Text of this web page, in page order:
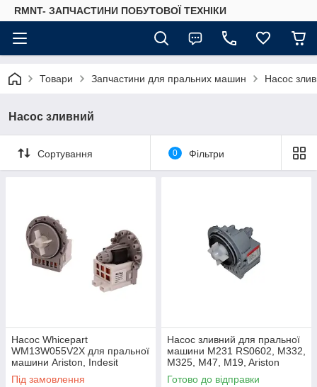
RMNT- ЗАПЧАСТИНИ ПОБУТОВОЇ ТЕХНІКИ
Товари Запчастини для пральних машин Насос
Насос зливний
Сортування 0 Фільтри
Насос Whicepart
WM13W055V2X для пральної
машини Ariston, Indesit
Під замовлення
Насос зливний для пральної
машини M231 RS0602, M332,
M325, M47, M19, Ariston
C00144997
Готово до відправки